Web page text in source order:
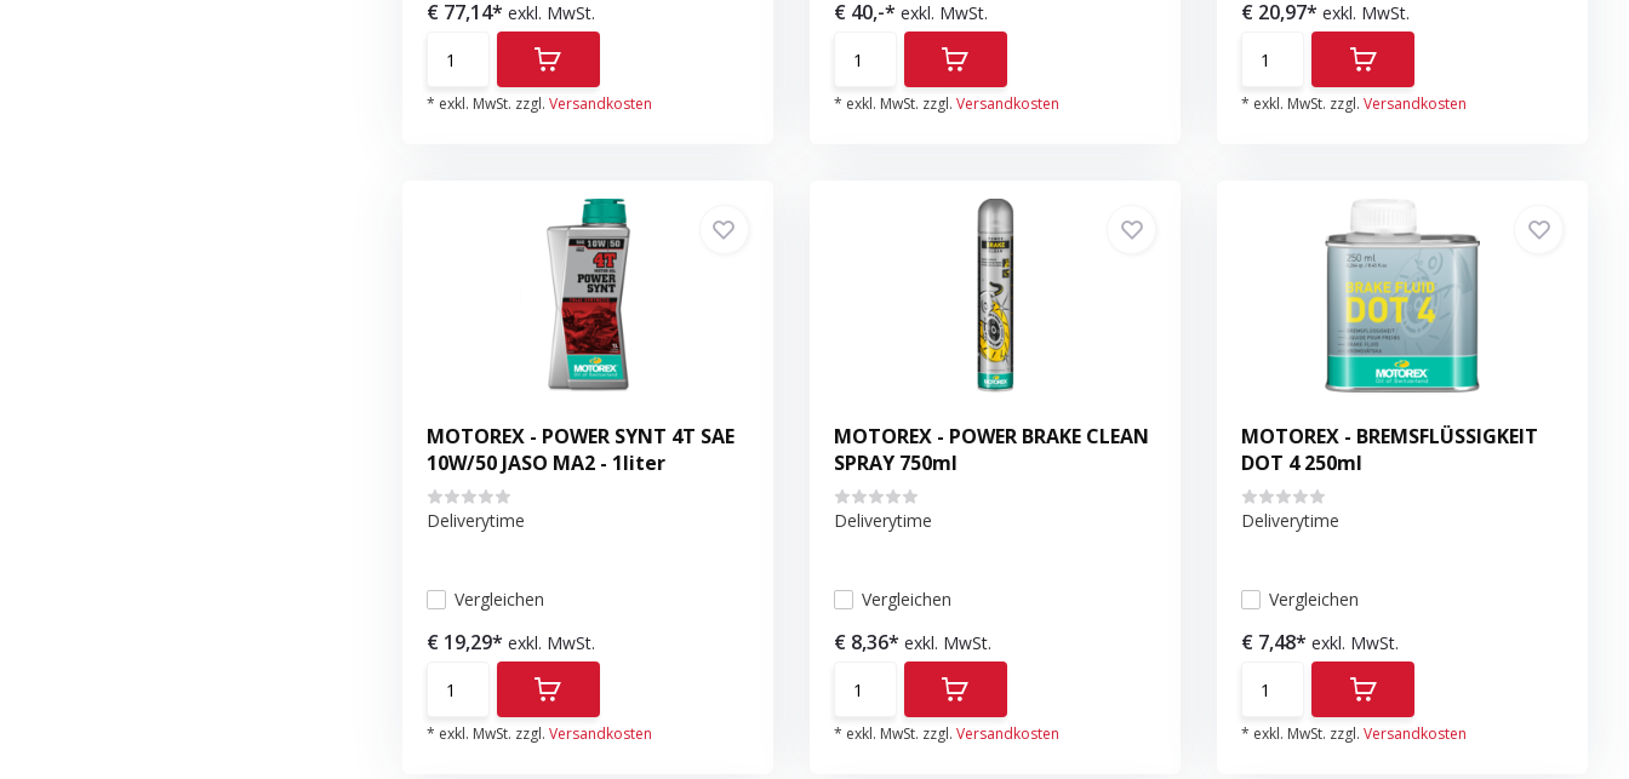
€ 77,14* exkl. MwSt.
* exkl. MwSt. zzgl. Versandkosten
€ 40,-* exkl. MwSt.
* exkl. MwSt. zzgl. Versandkosten
€ 20,97*exkl. MwSt.
* exkl. MwSt. zzgl.Versandkosten
MOTOREX - POWER SYNT 4T SAE
10W/50 JASO MA2 - 1liter
Deliverytime
Vergleichen
€ 19,29* exkl. MwSt.
* exkl. MwSt. zzgl. Versandkosten
MOTOREX - POWER BRAKE CLEAN
SPRAY 750ml
Deliverytime
Vergleichen
€ 8,36* exkl. MwSt.
* exkl. MwSt. zzgl. Versandkosten
MOTOREX - BREMSFLÜSSIGKEIT
DOT 4 250ml
Deliverytime
Vergleichen
€ 7,48*exkl. MwSt.
* exkl. MwSt. zzgl.Versandkosten